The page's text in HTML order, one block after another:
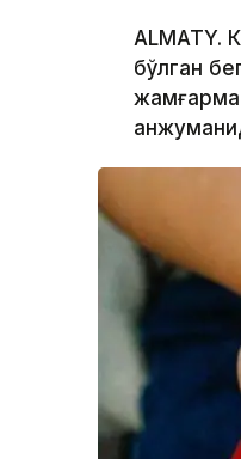
ALMATY.
бўлган